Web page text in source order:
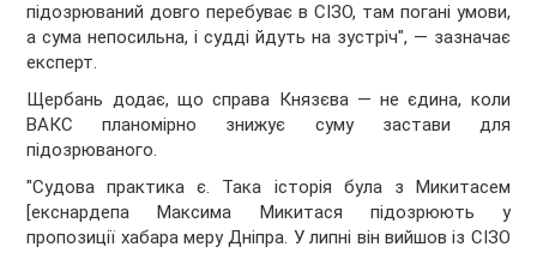
підозрюваний довго перебуває в СІЗО, там погані умови,
а сума непосильна, і судді йдуть на зустріч", — зазначає
експерт.
Щербань додає, що справа Князєва — не єдина, коли
ВАКС планомірно знижує суму застави для
підозрюваного.
"Судова практика є. Така історія була з Микитасем
[екснардепа Максима Микитася підозрюють у
пропозиції хабара меру Дніпра. У липні він вийшов із СІЗО